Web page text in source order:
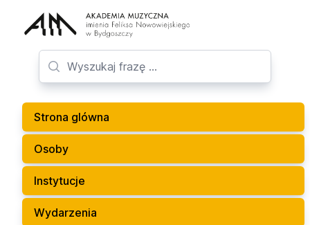
Strona glówna
Osoby
Instytucje
Wydarzenia